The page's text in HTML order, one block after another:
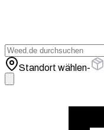
Standort wählen-